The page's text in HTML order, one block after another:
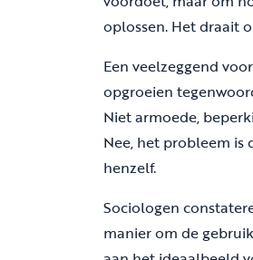
oplossen. Het draait
Een veelzeggend
opgroeien
Niet armoede,
Nee, het probleem
henzelf.
Sociologen
manier om de